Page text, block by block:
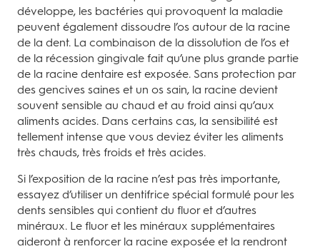
développe, les bactéries qui provoquent la maladie
peuvent également dissoudre l’os autour de la racine
de la dent. La combinaison de la dissolution de l’os et
de la récession gingivale fait qu’une plus grande partie
de la racine dentaire est exposée. Sans protection par
des gencives saines et un os sain, la racine devient
souvent sensible au chaud et au froid ainsi qu’aux
aliments acides. Dans certains cas, la sensibilité est
tellement intense que vous deviez éviter les aliments
très chauds, très froids et très acides.
Si l’exposition de la racine n’est pas très importante,
essayez d’utiliser un dentifrice spécial formulé pour les
dents sensibles qui contient du fluor et d’autres
minéraux. Le fluor et les minéraux supplémentaires
aideront à renforcer la racine exposée et la rendront